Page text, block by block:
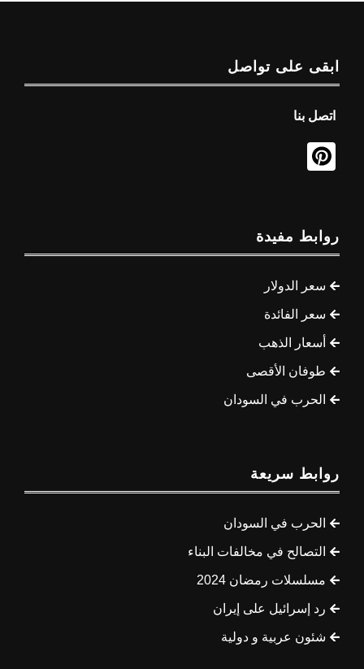
ابقى على تواصل
اتصل بنا
روابط مفيدة
سعر الدولار
سعر الفائدة
أسعار الذهب
طوفان الأقصى
الحرب في السودان
روابط سريعة
الحرب في السودان
التصالح في مخالفات البناء
مسلسلات رمضان 2024
رد إسرائيل على إيران
شئون عربية و دولية